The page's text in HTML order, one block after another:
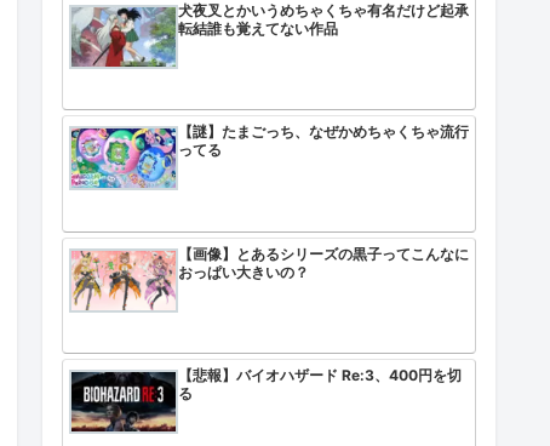
犬夜叉とかいうめちゃくちゃ有名だけど起承
転結誰も覚えてない作品
【謎】たまごっち、なぜかめちゃくちゃ流行
ってる
【画像】とあるシリーズの黒子ってこんなに
おっぱい大きいの？
【悲報】バイオハザード Re:3、400円を切
る